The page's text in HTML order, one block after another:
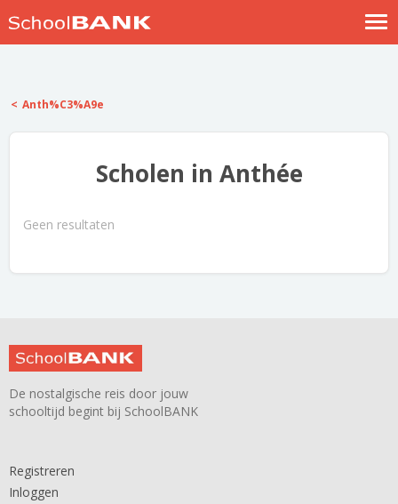
Help
Anth%C3%A9e
Scholen in Anthée
Geen resultaten
De nostalgische reis door jouw
schooltijd begint bij SchoolBANK
Registreren
Inloggen